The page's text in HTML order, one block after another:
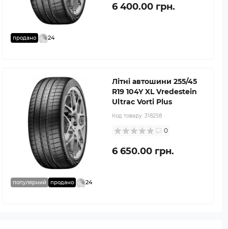
продано 24
6 400.00 грн.
популярний продано 24
Літні автошини 255/45
R19 104Y XL Vredestein
Ultrac Vorti Plus
Код товару: 318258
0
6 650.00 грн.